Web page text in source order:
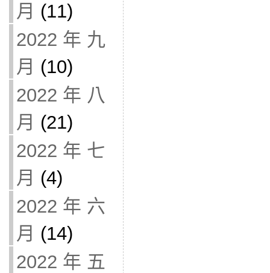
月 (11)
2022 年 九
月 (10)
2022 年 八
月 (21)
2022 年 七
月 (4)
2022 年 六
月 (14)
2022 年 五